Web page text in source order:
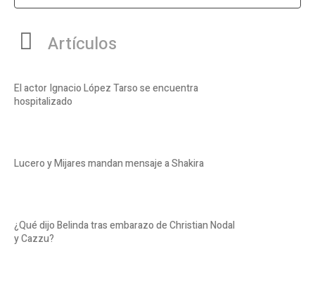
Artículos
El actor Ignacio López Tarso se encuentra
hospitalizado
Lucero y Mijares mandan mensaje a Shakira
¿Qué dijo Belinda tras embarazo de Christian Nodal
y Cazzu?